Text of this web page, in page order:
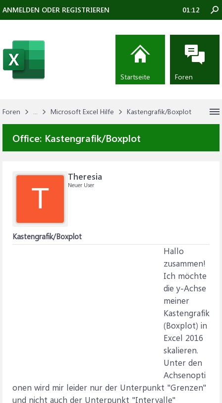
Foren ... Microsoft Excel Hilfe Kastengrafik/Boxplot
Office: Kastengrafik/Boxplot
T
Theresia
Neuer User
Kastengrafik/Boxplot
Hallo
zusammen!
Ich möchte
die y-Achse
meiner
Kastengrafik
(Boxplot) in
Excel 2016
skalieren.
Unter den
Achsenopti
onen wird mir leider nur der Unterpunkt "Grenzen"
und nicht auch der Unterpunkt "Intervalle"
ANMELDEN ODER REGISTRIEREN 01:12
Startseite Foren